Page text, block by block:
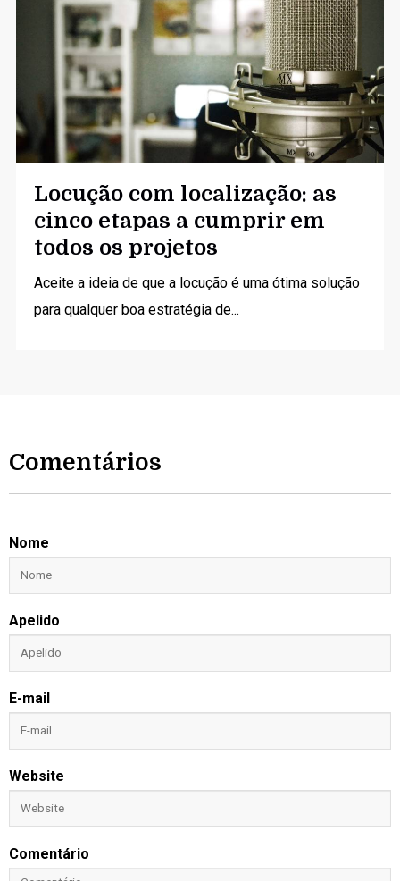
Locução com localização: as
cinco etapas a cumprir em
todos os projetos
Aceite a ideia de que a locução é uma ótima solução
para qualquer boa estratégia de...
Comentários
Nome
Apelido
E-mail
Website
Comentário